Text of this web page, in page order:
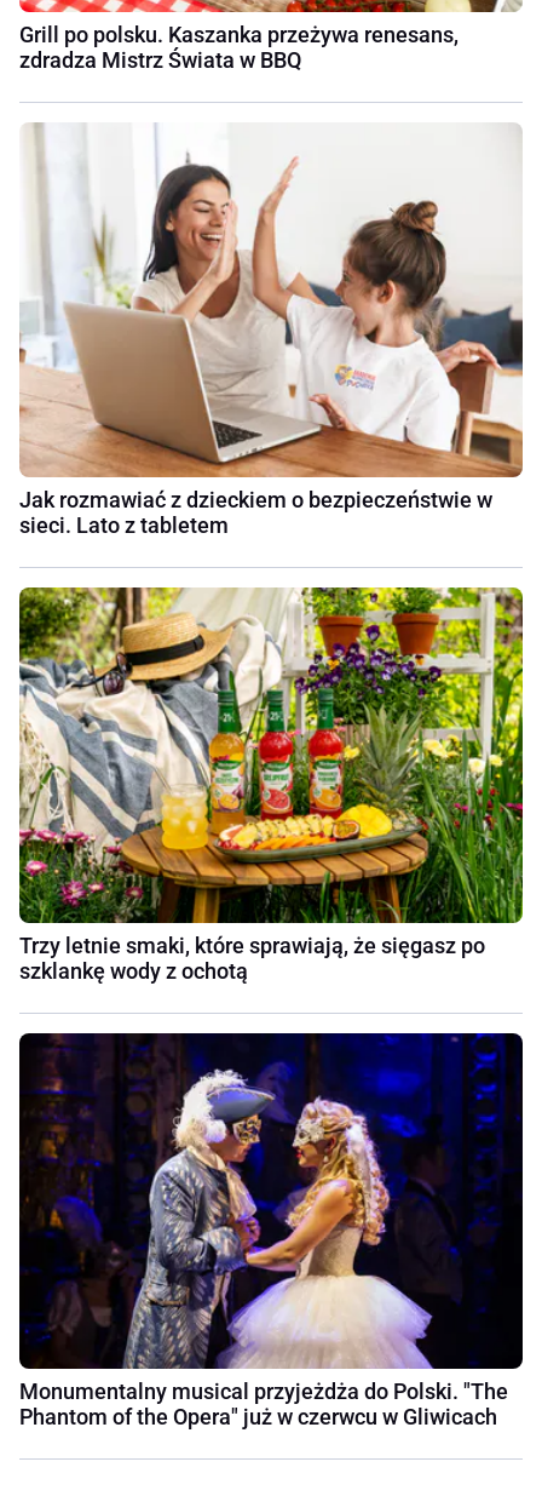
Grill po polsku. Kaszanka przeżywa renesans,
zdradza Mistrz Świata w BBQ
Jak rozmawiać z dzieckiem o bezpieczeństwie w
sieci. Lato z tabletem
Trzy letnie smaki, które sprawiają, że sięgasz po
szklankę wody z ochotą
Monumentalny musical przyjeżdża do Polski. "The
Phantom of the Opera" już w czerwcu w Gliwicach